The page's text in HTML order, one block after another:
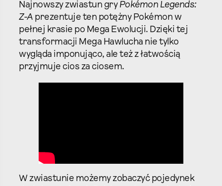
Najnowszy zwiastun gry Pokémon Legends:
Z-A prezentuje ten potężny Pokémon w
pełnej krasie po Mega Ewolucji. Dzięki tej
transformacji Mega Hawlucha nie tylko
wygląda imponująco, ale też z łatwością
przyjmuje cios za ciosem.
W zwiastunie możemy zobaczyć pojedynek